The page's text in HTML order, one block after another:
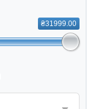
₴31999.00